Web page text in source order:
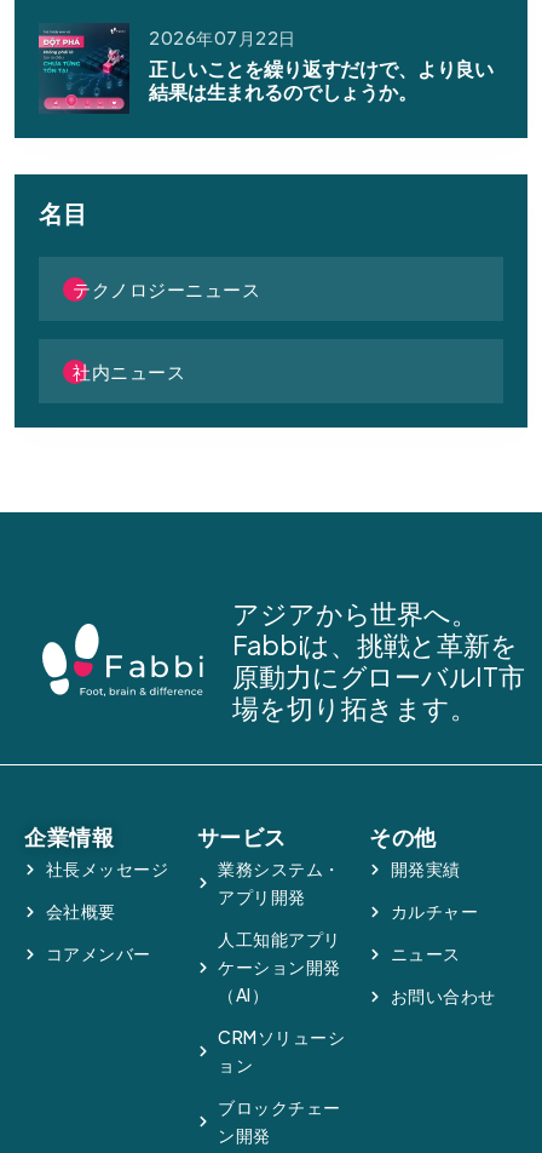
2026年07月22日
正しいことを繰り返すだけで、より良い
結果は生まれるのでしょうか。
名目
テクノロジーニュース
社内ニュース
アジアから世界へ。
Fabbiは、挑戦と革新を
原動力にグローバルIT市
場を切り拓きます。
企業情報
社長メッセージ
会社概要
コアメンバー
サービス
業務システム・
アプリ開発
人工知能アプリ
ケーション開発
（AI）
CRMソリューシ
ョン
ブロックチェー
ン開発
その他
開発実績
カルチャー
ニュース
お問い合わせ